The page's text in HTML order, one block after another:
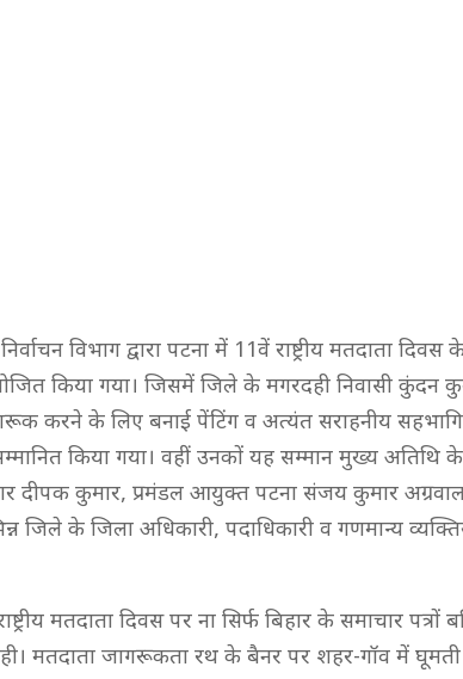
निर्वाचन विभाग द्वारा पटना में 11वें राष्ट्रीय मतदाता
किया गया। जिसमें जिले के मगरदही निवासी कुंदन
करने के लिए बनाई पेंटिंग व अत्यंत सराहनीय
किया गया। वहीं उनकों यह सम्मान मुख्य अतिथि
दीपक कुमार, प्रमंडल आयुक्त पटना संजय कुमार
जिले के जिला अधिकारी, पदाधिकारी व गणमान्य
मतदाता दिवस पर ना सिर्फ बिहार के समाचार पत्रों
मतदाता जागरूकता रथ के बैनर पर शहर-गॉव में घूमती